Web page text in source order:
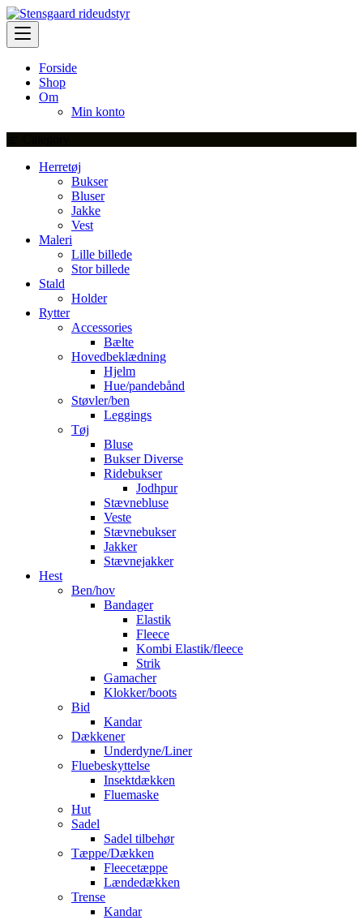
Skip
to
content
Forside
Shop
Om
Min konto
Herretøj
Bukser
Bluser
Jakke
Vest
Maleri
Lille billede
Stor billede
Stald
Holder
Rytter
Accessories
Bælte
Hovedbeklædning
Hjelm
Hue/pandebånd
Støvler/ben
Leggings
Tøj
Bluse
Bukser Diverse
Ridebukser
Jodhpur
Stævnebluse
Veste
Stævnebukser
Jakker
Stævnejakker
Hest
Ben/hov
Bandager
Elastik
Fleece
Kombi Elastik/fleece
Strik
Gamacher
Klokker/boots
Bid
Kandar
Dækkener
Underdyne/Liner
Fluebeskyttelse
Insektdækken
Fluemaske
Hut
Sadel
Sadel tilbehør
Tæppe/Dækken
Fleecetæppe
Lændedækken
Trense
Kandar